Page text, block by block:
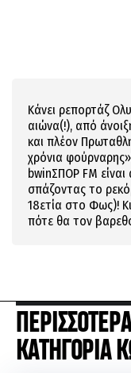
Κάνει ρεπορτάζ
αιώνα(!), από
και πλέον
χρόνια
bwinΣΠΟΡ FM
σπάζοντας το
18ετία στο Φως)!
πότε θα τον
ΚΑΤΗΓΟΡΙΑ